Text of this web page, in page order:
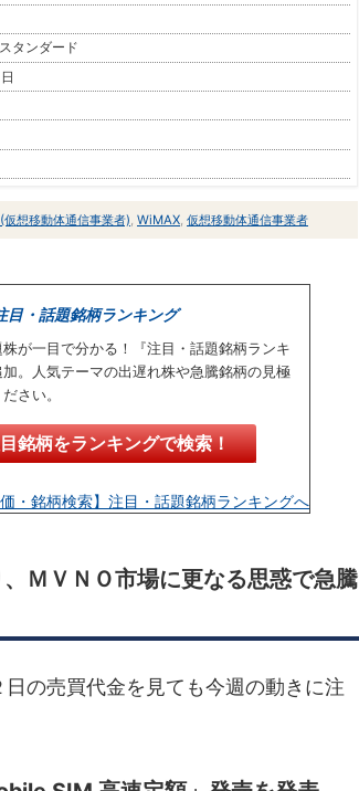
タンダード
想移動体通信事業者), WiMAX, 仮想移動体通信事業者
目・話題銘柄ランキング
が一目で分かる！『注目・話題銘柄ランキ
。人気テーマの出遅れ株や急騰銘柄の見極
さい。
銘柄をランキングで検索！
価・銘柄検索】注目・話題銘柄ランキングへ
ＭＶＮＯ市場に更なる思惑で急騰
の売買代金を見ても今週の動きに注